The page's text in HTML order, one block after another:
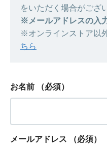
をいただく場合がござ
※メールアドレスの入
※オンラインストア以
ちら
お名前 （必須）
メールアドレス （必須）